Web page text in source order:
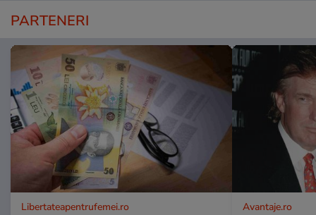
PARTENERI
Libertateapentrufemei.ro Avantaje.ro